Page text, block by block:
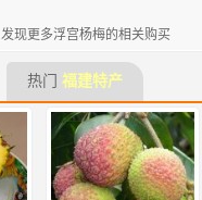
发现更多浮宫杨梅的相关购买
热门 福建特产